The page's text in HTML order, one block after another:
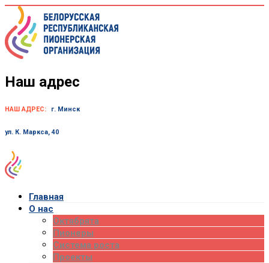
Skip
content
Наш адрес
НАШ АДРЕС: г. Минск
ул. К. Маркса, 40
Главная
О нас
Октябрята
Пионеры
Система роста
Проекты